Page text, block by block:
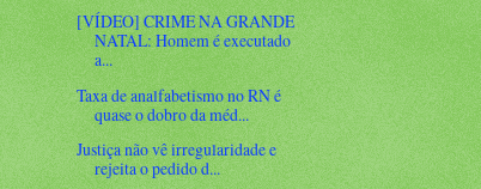
[VÍDEO] CRIME NA GRANDE
NATAL: Homem é executado
a...
Taxa de analfabetismo no RN é
quase o dobro da méd...
Justiça não vê irregularidade e
rejeita o pedido d...